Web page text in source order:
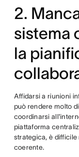
2.
sistema
la
Affidarsi a riunioni
può rendere molto
coordinarsi
piattaforma
strategica, è difficile
coerente.